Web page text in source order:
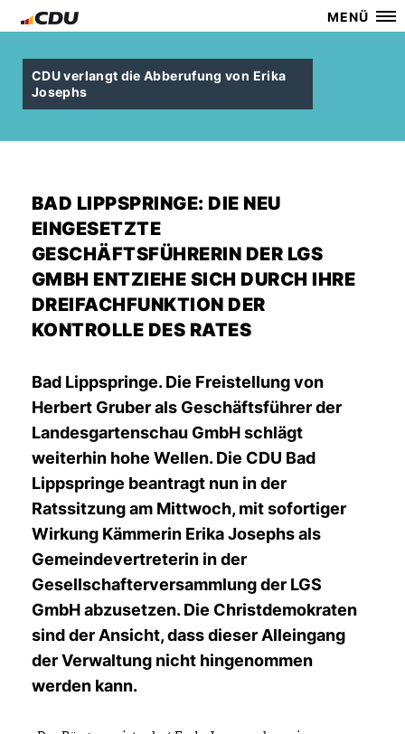
MENÜ
CDU verlangt die Abberufung von Erika
Josephs
BAD LIPPSPRINGE: DIE NEU
EINGESETZTE
GESCHÄFTSFÜHRERIN DER LGS
GMBH ENTZIEHE SICH DURCH IHRE
DREIFACHFUNKTION DER
KONTROLLE DES RATES
Bad Lippspringe.Die Freistellung von
Herbert Gruber als Geschäftsführer der
Landesgartenschau GmbH schlägt
weiterhin hohe Wellen. Die CDU Bad
Lippspringe beantragt nun in der
Ratssitzung am Mittwoch, mit sofortiger
Wirkung Kämmerin Erika Josephs als
Gemeindevertreterin in der
Gesellschafterversammlung der LGS
GmbH abzusetzen. Die Christdemokraten
sind der Ansicht, dass dieser Alleingang
der Verwaltung nicht hingenommen
werden kann.